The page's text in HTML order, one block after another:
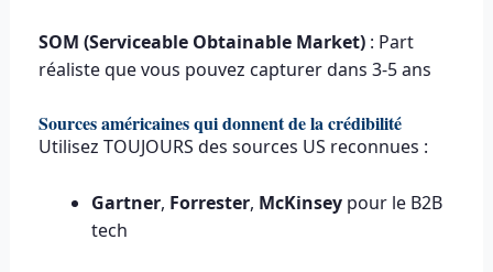
SOM (Serviceable Obtainable Market): Part
réaliste que vous pouvez capturer dans 3-5 ans
Sources américaines qui donnent de la crédibilité
Utilisez TOUJOURS des sources US reconnues :
Gartner, Forrester, McKinsey pour le B2B
tech